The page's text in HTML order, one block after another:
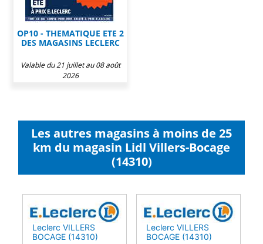
OP10 - THEMATIQUE ETE 2
DES MAGASINS LECLERC
Valable du 21 juillet au 08 août
2026
Les autres magasins à moins de 25
km du magasin Lidl Villers-Bocage
(14310)
Leclerc VILLERS
BOCAGE (14310)
Leclerc VILLERS
BOCAGE (14310)